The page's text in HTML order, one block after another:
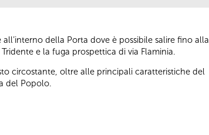
della Porta dove è possibile salire fino alla
e la fuga prospettica di via Flaminia.
circostante, oltre alle principali caratteristiche del
del Popolo.